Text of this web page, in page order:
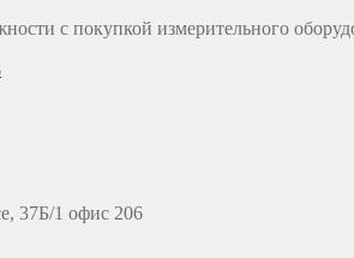
с покупкой измерительного
37Б/1 офис 206